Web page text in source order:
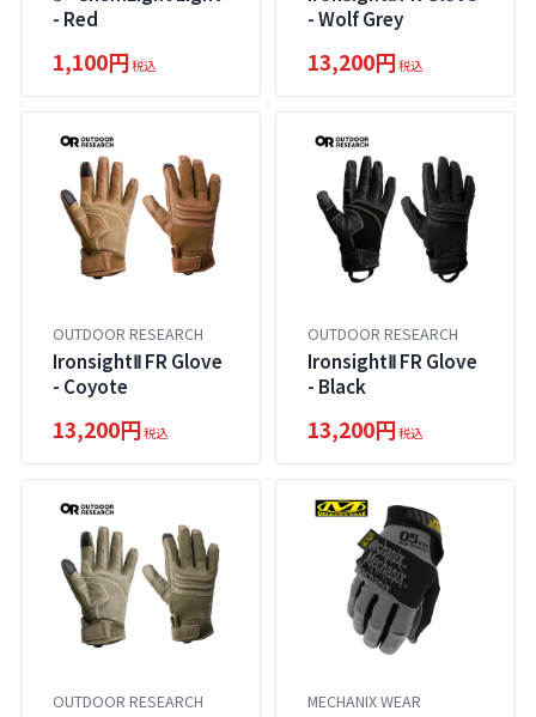
- Red
1,100円税込
- Wolf Grey
13,200円税込
OUTDOOR RESEARCH
IronsightⅡ FR Glove
- Coyote
13,200円税込
OUTDOOR RESEARCH
IronsightⅡ FR Glove
- Black
13,200円税込
OUTDOOR RESEARCH MECHANIX WEAR